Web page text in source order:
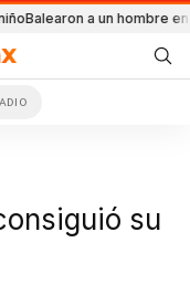
un hombre en un conflicto
su